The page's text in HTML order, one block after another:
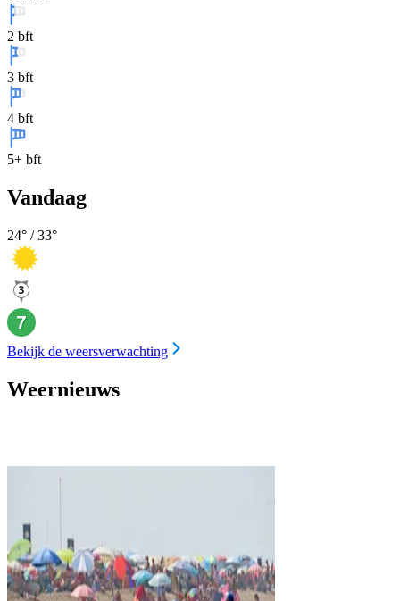
2 bft
3 bft
4 bft
5+ bft
Vandaag
24° /33°
Bekijk de weersverwachting
Weernieuws